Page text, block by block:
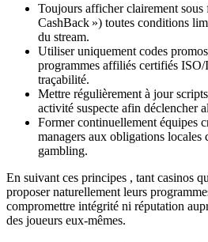
Toujours afficher clairement
CashBack ») toutes conditions
du stream.
Utiliser uniquement codes
programmes affiliés certifiés
traçabilité.
Mettre régulièrement à jour
activité suspecte afin déclencher
Former continuellement équipes
managers aux obligations locales
gambling.
En suivant ces principes , tant casinos
proposer naturellement leurs
compromettre intégrité ni réputation
des joueurs eux-mêmes.